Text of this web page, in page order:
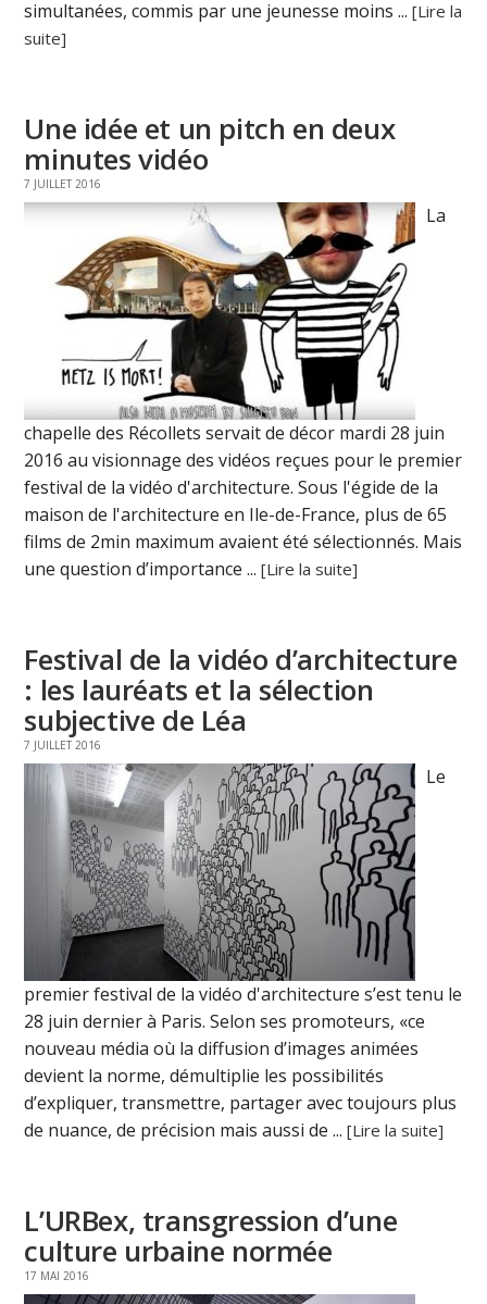
simultanées, commis par une jeunesse moins ...[Lire la
suite]
Une idée et un pitch en deux
minutes vidéo
7 JUILLET 2016
La
chapelle des Récollets servait de décor mardi 28 juin
2016 au visionnage des vidéos reçues pour le premier
festival de la vidéo d'architecture. Sous l'égide de la
maison de l'architecture en Ile-de-France, plus de 65
films de 2min maximum avaient été sélectionnés. Mais
une question d’importance ...[Lire la suite]
Festival de la vidéo d’architecture
: les lauréats et la sélection
subjective de Léa
7 JUILLET 2016
Le
premier festival de la vidéo d'architecture s’est tenu le
28 juin dernier à Paris. Selon ses promoteurs, «ce
nouveau média où la diffusion d’images animées
devient la norme, démultiplie les possibilités
d’expliquer, transmettre, partager avec toujours plus
de nuance, de précision mais aussi de ...[Lire la suite]
L’URBex, transgression d’une
culture urbaine normée
17 MAI 2016